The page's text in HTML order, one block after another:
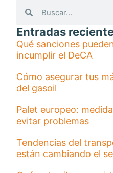
Entradas
Qué sanciones
incumplir el DeCA
Cómo asegurar tus
del gasoil
Palet europeo:
evitar problemas
Tendencias del
están cambiando el